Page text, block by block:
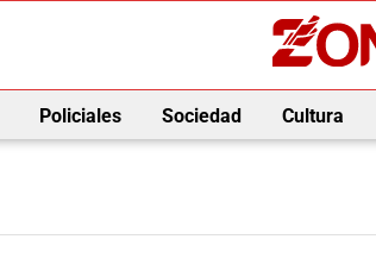
Policiales Sociedad Cultura